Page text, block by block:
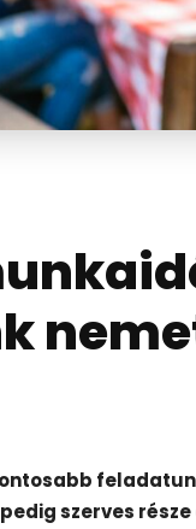
szerves